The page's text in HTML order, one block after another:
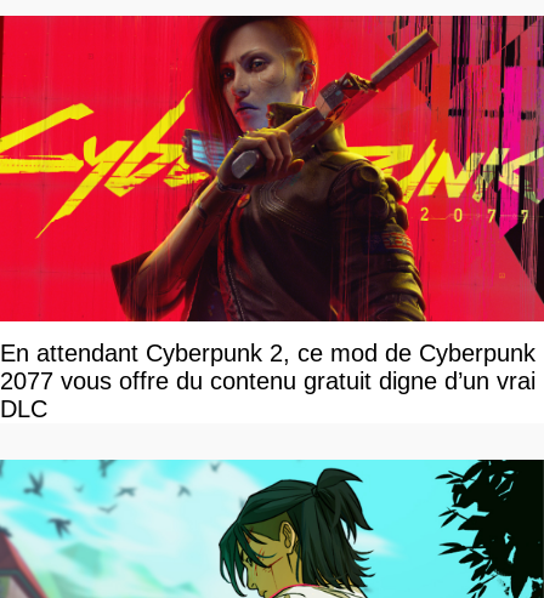
En attendant Cyberpunk 2, ce mod de Cyberpunk
2077 vous offre du contenu gratuit digne d’un vrai
DLC